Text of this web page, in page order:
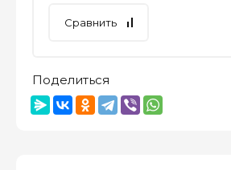
Сравнить
Поделиться